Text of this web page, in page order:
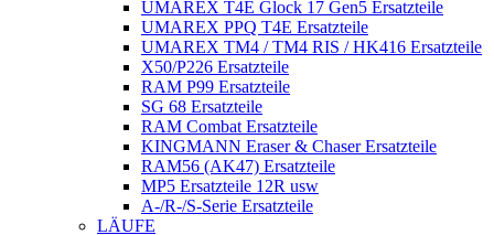
UMAREX T4E Glock 17 Gen5 Ersatzteile
UMAREX PPQ T4E Ersatzteile
UMAREX TM4 / TM4 RIS / HK416 Ersatzteile
X50/P226 Ersatzteile
RAM P99 Ersatzteile
SG 68 Ersatzteile
RAM Combat Ersatzteile
KINGMANN Eraser & Chaser Ersatzteile
RAM56 (AK47) Ersatzteile
MP5 Ersatzteile 12R usw
A-/R-/S-Serie Ersatzteile
LÄUFE